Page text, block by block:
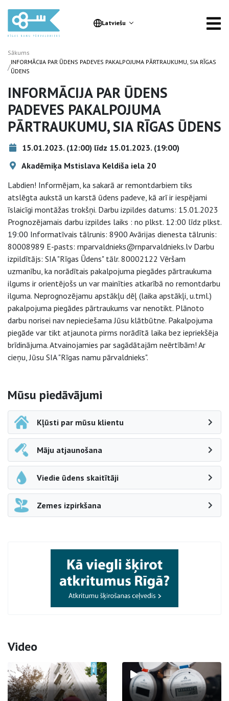
Latviešu
Sākums
/INFORMĀCIJA PAR ŪDENS PADEVES PAKALPOJUMA PĀRTRAUKUMU, SIA RĪGAS
ŪDENS
INFORMĀCIJA PAR ŪDENS
PADEVES PAKALPOJUMA
PĀRTRAUKUMU, SIA RĪGAS ŪDENS
15.01.2023. (12:00) līdz 15.01.2023. (19:00)
Akadēmiķa Mstislava Keldiša iela 20
Labdien! Informējam, ka sakarā ar remontdarbiem tiks
atslēgta aukstā un karstā ūdens padeve, kā arī ir iespējami
īslaicīgi montāžas trokšņi. Darbu izpildes datums: 15.01.2023
Prognozējamais darbu izpildes laiks : no plkst. 12:00 līdz plkst.
19:00 Informatīvais tālrunis: 8900 Avārijas dienesta tālrunis:
80008989 E-pasts: rnparvaldnieks@rnparvaldnieks.lv Darbu
izpildītājs: SIA "Rīgas Ūdens" tālr. 80002122 Vēršam
uzmanību, ka norādītais pakalpojuma piegādes pārtraukuma
ilgums ir orientējošs un var mainīties atkarībā no remontdarbu
ilguma. Neprognozējamu apstākļu dēļ (laika apstākļi, u.tml.)
pakalpojuma piegādes pārtraukums var nenotikt. Plānoto
darbu norisei nav nepieciešama Jūsu klātbūtne. Pakalpojuma
piegāde var tikt atjaunota pirms norādītā laika bez iepriekšēja
brīdinājuma. Atvainojamies par sagādātajām neērtībām! Ar
cieņu, Jūsu SIA "Rīgas namu pārvaldnieks".
Sāna navigācija
Mūsu piedāvājumi
Kļūsti par mūsu klientu
Māju atjaunošana
Viedie ūdens skaitītāji
Zemes izpirkšana
Video